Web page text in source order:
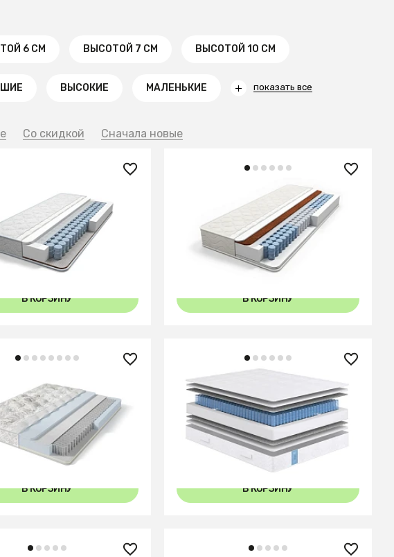
6 СМ ВЫСОТОЙ 7 СМ ВЫСОТОЙ 10 СМ
ВЫСОКИЕ МАЛЕНЬКИЕ показать все
Со скидкой Сначала новые
Play
70x96 80x96 +6
В КОРЗИНУ
Матрас Balance Optima
80x96 80x96 90x96 +11
В КОРЗИНУ
Optima
80x271 90x271 +9
В КОРЗИНУ
26 450 ₽
Матрас Classic Standart Soft
В КОРЗИНУ